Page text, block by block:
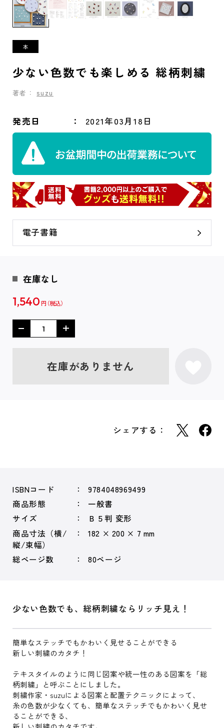
少ない色数でも楽しめる 総柄刺繍
著者： suzu
発売日 2021年03月18日
電子書籍
在庫なし
1,540 円
在庫がありません
シェアする：
ISBNコード
9784048969499
商品形態
一般書
サイズ
Ｂ５判 変形
商品寸法（横/
縦/束幅）
182 × 200 × 7 mm
総ページ数 80ページ
少ない色数でも、総柄刺繍ならリッチ見え！
簡単なステッチでもかわいく見せることができる
新しい刺繍のカタチ！
テキスタイルのように同じ図案や統一性のある図案を「総
柄刺繍」と呼ぶことにしました。
刺繍作家・suzuによる図案と配置テクニックによって、
糸の色数が少なくても、簡単なステッチでもかわいく見せ
ることができる、